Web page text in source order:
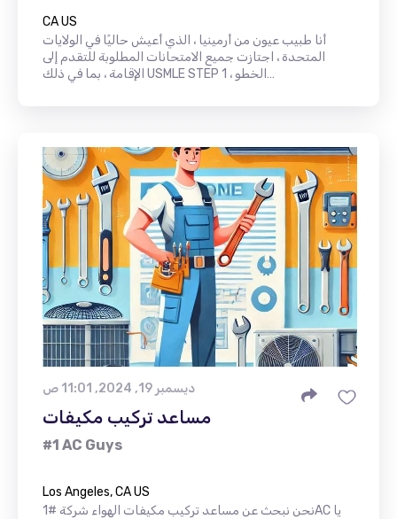
CA US
أنا طبيب عيون من أرمينيا ، الذي أعيش حاليًا في الولايات
المتحدة ، اجتازت جميع الامتحانات المطلوبة للتقدم إلى
الإقامة ، بما في ذلك USMLE STEP 1 ، الخطو…
ديسمبر 19, 2024, 11:01 ص
مساعد تركيب مكيفات
#1 AC Guys
Los Angeles, CA US
نحن نبحث عن مساعد تركيب مكيفات الهواء شركة #1AC يا